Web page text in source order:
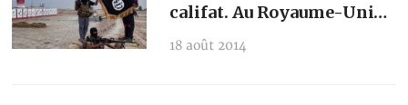
califat. Au Royaume-Uni…
18 août 2014